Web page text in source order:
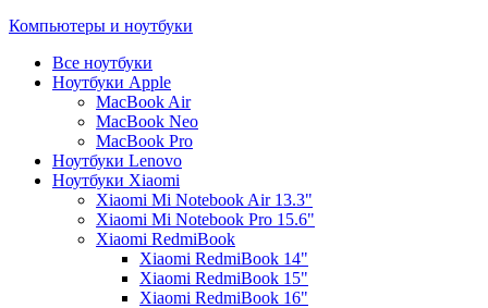
Компьютеры и ноутбуки
Все ноутбуки
Ноутбуки Apple
MacBook Air
MacBook Neo
MacBook Pro
Ноутбуки Lenovo
Ноутбуки Xiaomi
Xiaomi Mi Notebook Air 13.3"
Xiaomi Mi Notebook Pro 15.6"
Xiaomi RedmiBook
Xiaomi RedmiBook 14"
Xiaomi RedmiBook 15"
Xiaomi RedmiBook 16"